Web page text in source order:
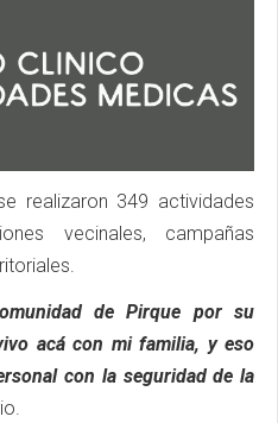
realizaron 349 actividades
vecinales, campañas
de Pirque por su
acá con mi familia, y eso
con la seguridad de la